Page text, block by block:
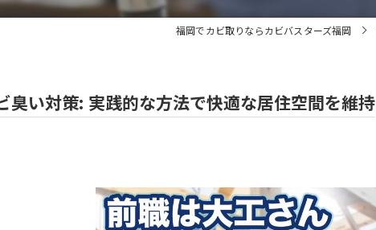
福岡でカビ取りならカビバスターズ福岡
臭い対策: 実践的な方法で快適な居住空間を維持